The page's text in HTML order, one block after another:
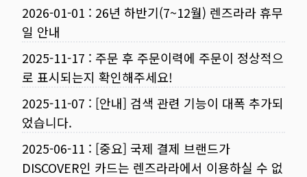
2026-01-01 : 26년 하반기(7~12월) 렌즈라라 휴무
일 안내
2025-11-17 : 주문 후 주문이력에 주문이 정상적으
로 표시되는지 확인해주세요!
2025-11-07 : [안내] 검색 관련 기능이 대폭 추가되
었습니다.
2025-06-11 : [중요] 국제 결제 브랜드가
DISCOVER인 카드는 렌즈라라에서 이용하실 수 없